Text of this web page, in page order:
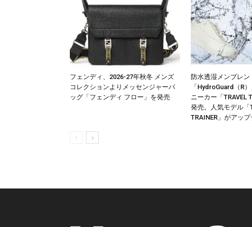
フェンディ、2026-27年秋冬 メンズ
コレクションよりメッセンジャーバ
ッグ「フェンディ フロー」を発売
防水透湿メンブレン
「HydroGuard（R
ニーカー「TRAVEL
発売。人気モデル「
TRAINER」がアップ